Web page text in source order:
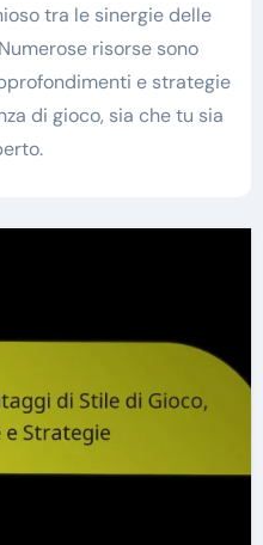
tra le sinergie delle
risorse sono
e strategie
di gioco, sia che tu sia